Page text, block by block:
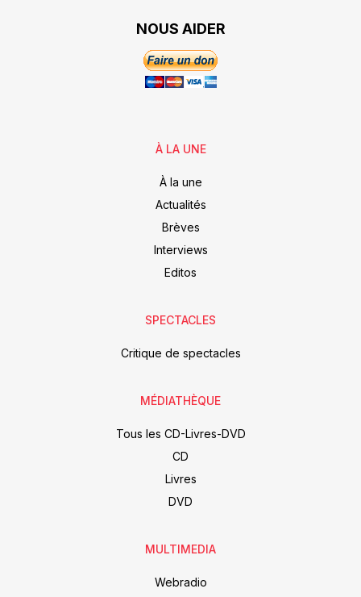
NOUS AIDER
À LA UNE
À la une
Actualités
Brèves
Interviews
Editos
SPECTACLES
Critique de spectacles
MÉDIATHÈQUE
Tous les CD-Livres-DVD
CD
Livres
DVD
MULTIMEDIA
Webradio